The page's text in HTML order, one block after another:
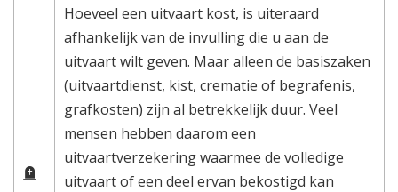
Hoeveel een uitvaart kost, is uiteraard
afhankelijk van de invulling die u aan de
uitvaart wilt geven. Maar alleen de basiszaken
(uitvaartdienst, kist, crematie of begrafenis,
grafkosten) zijn al betrekkelijk duur. Veel
mensen hebben daarom een
uitvaartverzekering waarmee de volledige
uitvaart of een deel ervan bekostigd kan